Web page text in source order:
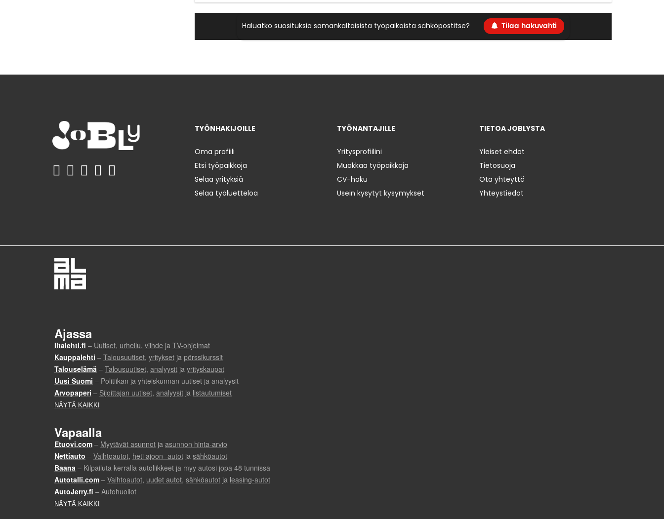
Haluatko suosituksia samankaltaisista työpaikoista sähköpostitse? Tilaa hakuvahti
TYÖNHAKIJOILLE
Oma profiili
Etsi työpaikkoja
Selaa yrityksiä
Selaa työluetteloa
TYÖNANTAJILLE
Yritysprofiilini
Muokkaa työpaikkoja
CV-haku
Usein kysytyt kysymykset
TIETOA JOBLYSTA
Yleiset ehdot
Tietosuoja
Ota yhteyttä
Yhteystiedot